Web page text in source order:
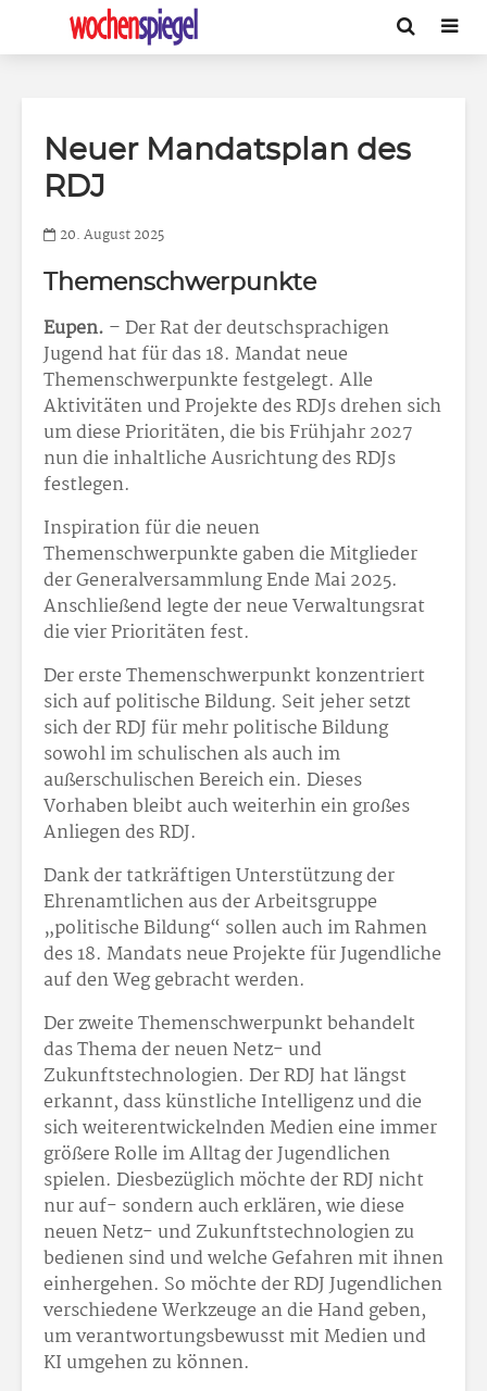
Neuer Mandatsplan des
RDJ
20. August 2025
Themenschwerpunkte
Eupen. – Der Rat der deutschsprachigen
Jugend hat für das 18. Mandat neue
Themenschwerpunkte festgelegt. Alle
Aktivitäten und Projekte des RDJs drehen sich
um diese Prioritäten, die bis Frühjahr 2027
nun die inhaltliche Ausrichtung des RDJs
festlegen.
Inspiration für die neuen
Themenschwerpunkte gaben die Mitglieder
der Generalversammlung Ende Mai 2025.
Anschließend legte der neue Verwaltungsrat
die vier Prioritäten fest.
Der erste Themenschwerpunkt konzentriert
sich auf politische Bildung. Seit jeher setzt
sich der RDJ für mehr politische Bildung
sowohl im schulischen als auch im
außerschulischen Bereich ein. Dieses
Vorhaben bleibt auch weiterhin ein großes
Anliegen des RDJ.
Dank der tatkräftigen Unterstützung der
Ehrenamtlichen aus der Arbeitsgruppe
„politische Bildung“ sollen auch im Rahmen
des 18. Mandats neue Projekte für Jugendliche
auf den Weg gebracht werden.
Der zweite Themenschwerpunkt behandelt
das Thema der neuen Netz- und
Zukunftstechnologien. Der RDJ hat längst
erkannt, dass künstliche Intelligenz und die
sich weiterentwickelnden Medien eine immer
größere Rolle im Alltag der Jugendlichen
spielen. Diesbezüglich möchte der RDJ nicht
nur auf- sondern auch erklären, wie diese
neuen Netz- und Zukunftstechnologien zu
bedienen sind und welche Gefahren mit ihnen
einhergehen. So möchte der RDJ Jugendlichen
verschiedene Werkzeuge an die Hand geben,
um verantwortungsbewusst mit Medien und
KI umgehen zu können.